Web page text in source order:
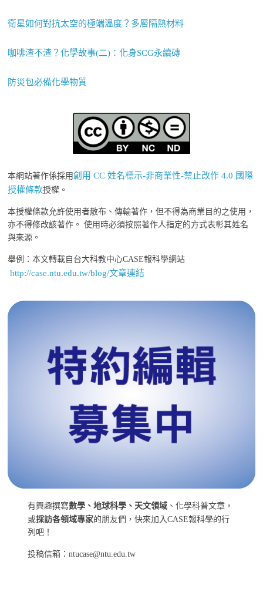
衛星如何對抗太空的極端溫度？多層隔熱材料
咖啡渣不渣？化學故事(二)：化身SCG永續磚
防災包必備化學物質
本網站著作係採用創用 CC 姓名標示-非商業性-禁止改作 4.0 國際
授權條款授權。
本授權條款允許使用者散布、傳輸著作，但不得為商業目的之使用，
亦不得修改該著作。 使用時必須按照著作人指定的方式表彰其姓名
與來源。
舉例：本文轉載自台大科教中心CASE報科學網站
http://case.ntu.edu.tw/blog/文章連結
有興趣撰寫數學、地球科學、天文領域 、化學科普文章，
或採訪各領域專家的朋友們，快來加入CASE報科學的行
列吧！
投稿信箱：ntucase@ntu.edu.tw